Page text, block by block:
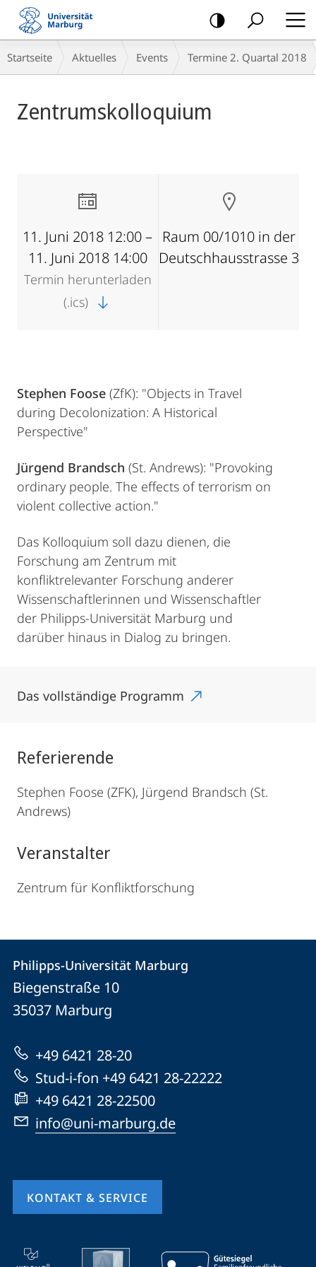
Mobile-
Navigation
Breadcrumb-
Navigation
Startseite Aktuelles Events Termine 2. Quartal 2018
Zentrumskolloquium
11. Juni 2018 12:00 –
11. Juni 2018 14:00
Termin herunterladen
(.ics)
Raum 00/1010 in der
Deutschhausstrasse 3
Stephen Foose (ZfK): "Objects in Travel
during Decolonization: A Historical
Perspective"
Jürgend Brandsch (St. Andrews): "Provoking
ordinary people. The effects of terrorism on
violent collective action."
Das Kolloquium soll dazu dienen, die
Forschung am Zentrum mit
konfliktrelevanter Forschung anderer
Wissenschaftlerinnen und Wissenschaftler
der Philipps-Universität Marburg und
darüber hinaus in Dialog zu bringen.
Das vollständige Programm
Referierende
Stephen Foose (ZFK), Jürgend Brandsch (St.
Andrews)
Veranstalter
Zentrum für Konfliktforschung
Kontakt
und
Informationen
zur
Website
Kontaktinformationen
Philipps-
Universität
Marburg
Philipps-Universität Marburg
Biegenstraße 10
35037 Marburg
+49 6421 28-20
Stud-i-fon +49 6421 28-22222
+49 6421 28-22500
info@uni-marburg.de
KONTAKT & SERVICE
Mobile-